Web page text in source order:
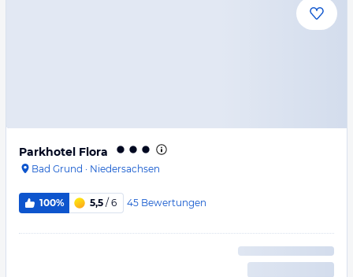
Parkhotel Flora
Bad Grund · Niedersachsen
100% 5,5 / 6 45 Bewertungen